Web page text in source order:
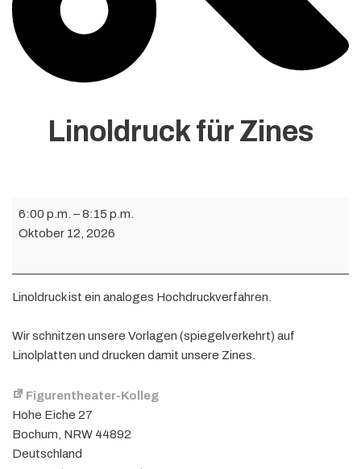
Linoldruck für Zines
6:00 p.m. –8:15 p.m.
Oktober 12, 2026
Linoldruck ist ein analoges Hochdruckverfahren.
Wir schnitzen unsere Vorlagen (spiegelverkehrt) auf
Linolplatten und drucken damit unsere Zines.
Figurentheater-Kolleg
Hohe Eiche 27
Bochum NRW 44892
Deutschland